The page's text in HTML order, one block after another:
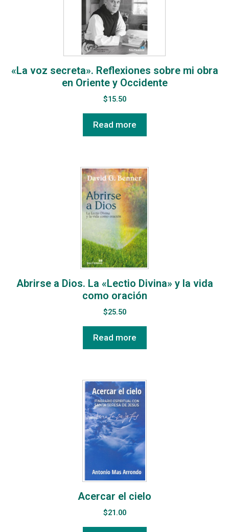
«La voz secreta». Reflexiones sobre mi obra
en Oriente y Occidente
$15.50
Read more
Abrirse a Dios. La «Lectio Divina» y la vida
como oración
$25.50
Read more
Acercar el cielo
$21.00